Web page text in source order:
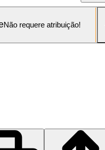
Não requere atribuição!